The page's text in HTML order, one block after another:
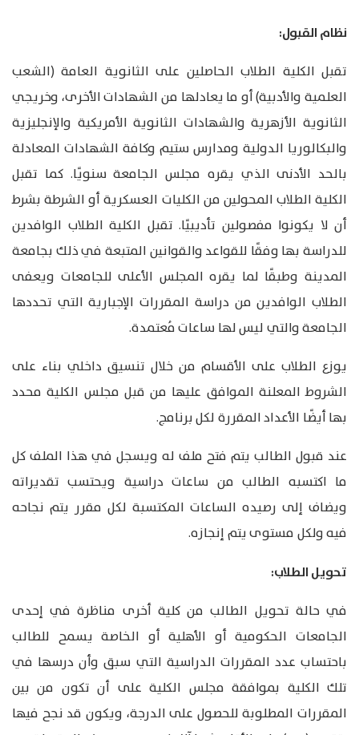
نظام القبول:
تقبل الكلية الطلاب الحاصلين على الثانوية العامة (الشعب
العلمية والأدبية) أو ما يعادلها من الشهادات الأخرى، وخريجي
الثانوية الأزهرية والشهادات الثانوية الأمريكية والإنجليزية
والبكالوريا الدولية ومدارس ستيم وكافة الشهادات المعادلة
بالحد الأدنى الذي يقره مجلس الجامعة سنويًا. كما تقبل
الكلية الطلاب المحولين من الكليات العسكرية أو الشرطة بشرط
أن لا يكونوا مفصولين تأديبيًا. تقبل الكلية الطلاب الوافدين
للدراسة بها وفقًا للقواعد والقوانين المتبعة في ذلك بجامعة
المدينة وطبقًا لما يقره المجلس الأعلى للجامعات ويعفى
الطلاب الوافدين من دراسة المقررات الإجبارية التي تحددها
الجامعة والتي ليس لها ساعات مُعتمدة.
يوزع الطلاب على الأقسام من خلال تنسيق داخلي بناء على
الشروط المعلنة الموافق عليها من قبل مجلس الكلية محدد
بها أيضًا الأعداد المقررة لكل برنامج.
عند قبول الطالب يتم فتح ملف له ويسجل في هذا الملف كل
ما اكتسبه الطالب من ساعات دراسية ويحتسب تقديراته
ويضاف إلى رصيده الساعات المكتسبة لكل مقرر يتم نجاحه
فيه ولكل مستوى يتم إنجازه.
تحويل الطلاب:
في حالة تحويل الطالب من كلية أخرى مناظرة في إحدى
الجامعات الحكومية أو الأهلية أو الخاصة يسمح للطالب
باحتساب عدد المقررات الدراسية التي سبق وأن درسها في
تلك الكلية بموافقة مجلس الكلية على أن تكون من بين
المقررات المطلوبة للحصول على الدرجة، ويكون قد نجح فيها